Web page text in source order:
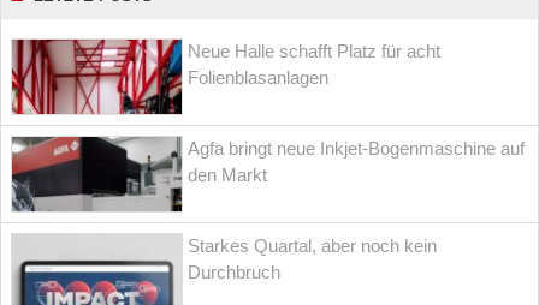
Neue Halle schafft Platz für acht
Folienblasanlagen
Agfa bringt neue Inkjet-Bogenmaschine auf
den Markt
Starkes Quartal, aber noch kein
Durchbruch